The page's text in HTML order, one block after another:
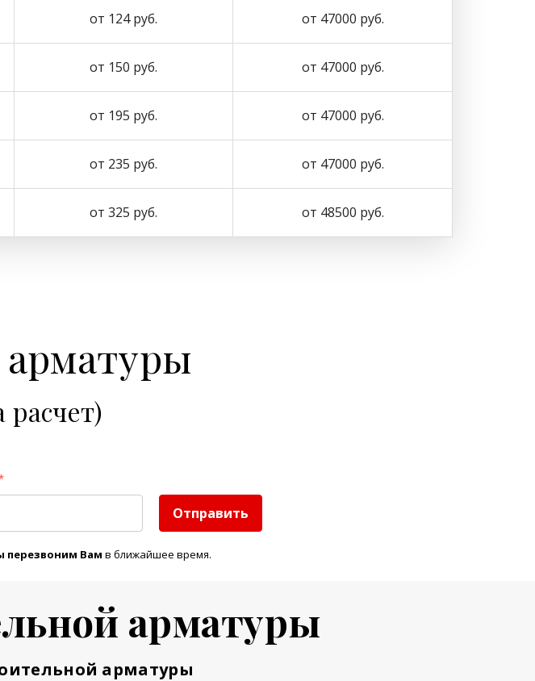
от 124 руб. от 47000 руб.
от 150 руб. от 47000 руб.
от 195 руб. от 47000 руб.
от 235 руб. от 47000 руб.
от 325 руб. от 48500 руб.
расчет)
Отправить
перезвоним Вам в ближайшее время.
арматуры
арматуры